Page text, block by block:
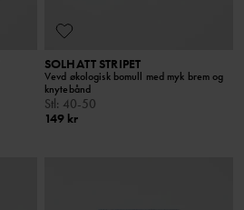
SOLHATT STRIPET
Vevd økologisk bomull med myk brem og
knytebånd
Stl: 40-50
149 kr